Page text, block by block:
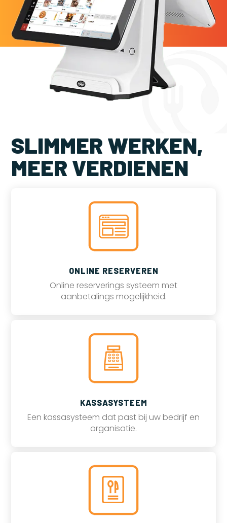
SLIMMER WERKEN,
MEER VERDIENEN
ONLINE RESERVEREN
Online reserverings systeem met
aanbetalings mogelijkheid.
KASSASYSTEEM
Een kassasysteem dat past bij uw bedrijf en
organisatie.